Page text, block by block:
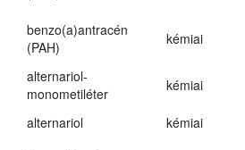
benzo(a)antracén
(PAH)
kémiai
alternariol-
monometiléter
kémiai
alternariol
kémiai